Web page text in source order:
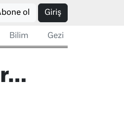
ol Giriş
Bilim Gezi